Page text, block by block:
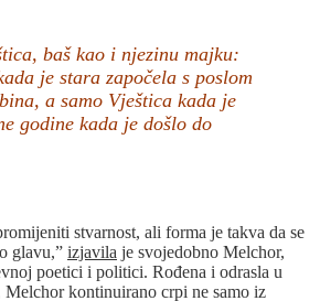
baš kao i njezinu majku:
je stara započela s poslom
a samo Vještica kada je
godine kada je došlo do
stvarnost, ali forma je takva da se
glavu,” izjavila je svojedobno Melchor,
poetici i politici. Rođena i odrasla u
kontinuirano crpi ne samo iz